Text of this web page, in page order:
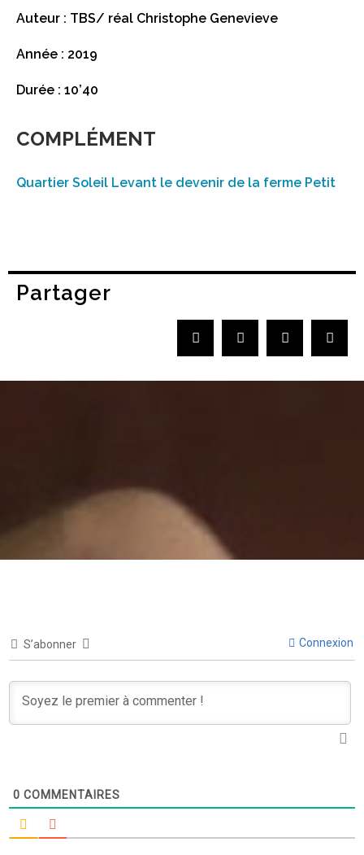
Auteur : TBS/ réal Christophe Genevieve
Année : 2019
Durée : 10’40
COMPLÉMENT
Quartier Soleil Levant le devenir de la ferme Petit
Partager
S’abonner Connexion
0 COMMENTAIRES